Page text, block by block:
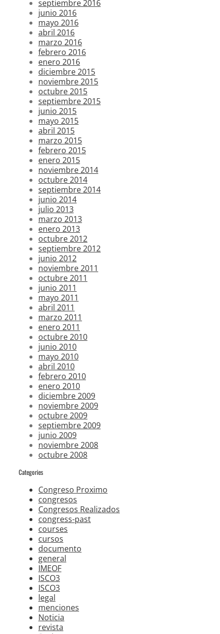
septiembre 2016
junio 2016
mayo 2016
abril 2016
marzo 2016
febrero 2016
enero 2016
diciembre 2015
noviembre 2015
octubre 2015
septiembre 2015
junio 2015
mayo 2015
abril 2015
marzo 2015
febrero 2015
enero 2015
noviembre 2014
octubre 2014
septiembre 2014
junio 2014
julio 2013
marzo 2013
enero 2013
octubre 2012
septiembre 2012
junio 2012
noviembre 2011
octubre 2011
junio 2011
mayo 2011
abril 2011
marzo 2011
enero 2011
octubre 2010
junio 2010
mayo 2010
abril 2010
febrero 2010
enero 2010
diciembre 2009
noviembre 2009
octubre 2009
septiembre 2009
junio 2009
noviembre 2008
octubre 2008
Categories
Congreso Proximo
congresos
Congresos Realizados
congress-past
courses
cursos
documento
general
IMEOF
ISCO3
ISCO3
legal
menciones
Noticia
revista